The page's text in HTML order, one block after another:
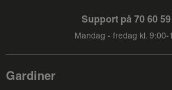
Support på 70 60
Mandag - fredag kl. 9:00-
Gardiner